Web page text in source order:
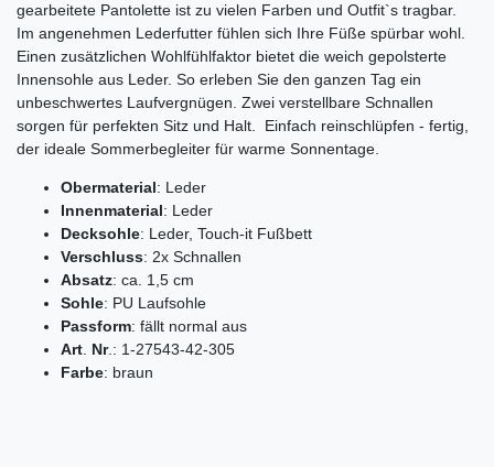
gearbeitete Pantolette ist zu vielen Farben und Outfit`s tragbar.
Im angenehmen Lederfutter fühlen sich Ihre Füße spürbar wohl.
Einen zusätzlichen Wohlfühlfaktor bietet die weich gepolsterte
Innensohle aus Leder. So erleben Sie den ganzen Tag ein
unbeschwertes Laufvergnügen. Zwei verstellbare Schnallen
sorgen für perfekten Sitz und Halt. Einfach reinschlüpfen - fertig,
der ideale Sommerbegleiter für warme Sonnentage.
Obermaterial: Leder
Innenmaterial: Leder
Decksohle: Leder, Touch-it Fußbett
Verschluss: 2x Schnallen
Absatz: ca. 1,5 cm
Sohle: PU Laufsohle
Passform: fällt normal aus
Art. Nr.: 1-27543-42-305
Farbe: braun